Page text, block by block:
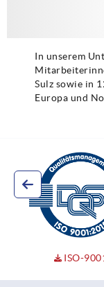
In unserem
Sulz sowie in
Europa und
ISO-